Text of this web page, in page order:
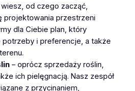
od czego zacząć,
projektowania przestrzeni
dla Ciebie plan, który
i preferencje, a także
– oprócz sprzedaży roślin,
ich pielęgnacją. Nasz zespół
z przycinaniem,